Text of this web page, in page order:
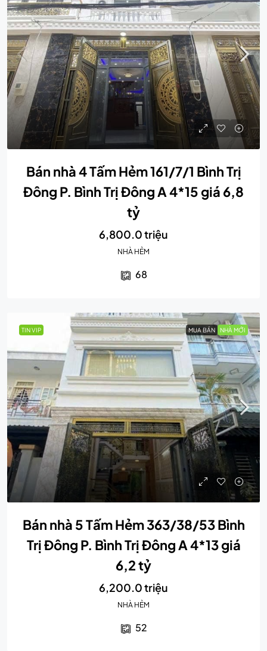
Bán nhà 4 Tấm Hẻm 161/7/1 Bình Trị
Đông P. Bình Trị Đông A 4*15 giá 6,8
tỷ
6,800.0 triệu
NHÀ HẺM
68
TIN VIP MUA BÁN NHÀ MỚI
Bán nhà 5 Tấm Hẻm 363/38/53 Bình
Trị Đông P. Bình Trị Đông A 4*13 giá
6,2 tỷ
6,200.0 triệu
NHÀ HẺM
52